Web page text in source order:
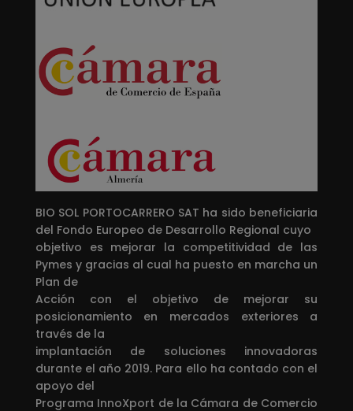
BIO SOL PORTOCARRERO SAT ha sido beneficiaria
del Fondo Europeo de Desarrollo Regional cuyo
objetivo es mejorar la competitividad de las
Pymes y gracias al cual ha puesto en marcha un
Plan de
Acción con el objetivo de mejorar su
posicionamiento en mercados exteriores a
través de la
implantación de soluciones innovadoras
durante el año 2019. Para ello ha contado con el
apoyo del
Programa InnoXport de la Cámara de Comercio